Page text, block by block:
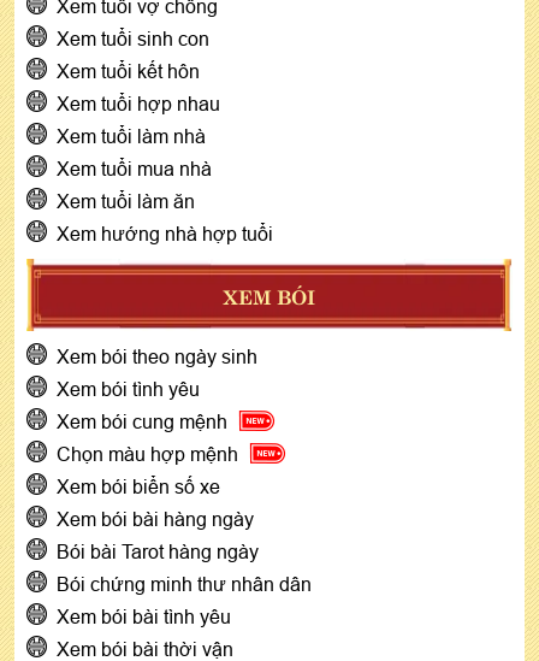
Xem tuổi vợ chồng
Xem tuổi sinh con
Xem tuổi kết hôn
Xem tuổi hợp nhau
Xem tuổi làm nhà
Xem tuổi mua nhà
Xem tuổi làm ăn
Xem hướng nhà hợp tuổi
XEM BÓI
Xem bói theo ngày sinh
Xem bói tình yêu
Xem bói cung mệnh
Chọn màu hợp mệnh
Xem bói biển số xe
Xem bói bài hàng ngày
Bói bài Tarot hàng ngày
Bói chứng minh thư nhân dân
Xem bói bài tình yêu
Xem bói bài thời vận